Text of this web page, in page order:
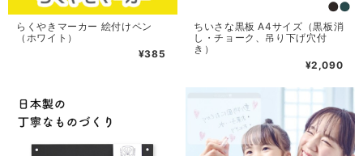
らくやきマーカー 絵付けペン
（ホワイト）
¥385
ちいさな黒板 A4サイズ（黒板消
し・チョーク、吊り下げ穴付
き）
¥2,090